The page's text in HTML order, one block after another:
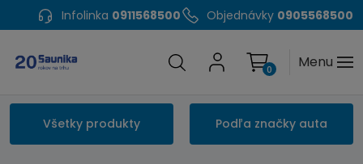
Infolinka 0911568500 Objednávky 0905568500
Menu
0
Všetky produkty Podľa značky auta